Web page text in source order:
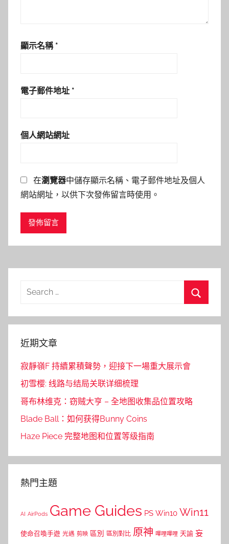
顯示名稱 *
電子郵件地址 *
個人網站網址
在瀏覽器中儲存顯示名稱、電子郵件地址及個人
網站網址，以供下次發佈留言時使用。
Search
近期文章
寂靜嶺F 持續累積聲勢，迎接下一場重大展示會
初雪樱: 线路与结局关联详细梳理
哥布林维克：窃贼大亨 – 全地图收集品位置攻略
Blade Ball：如何获得Bunny Coins
Haze Piece 完整地图和位置等级指南
熱門主題
AI AirPods Game Guides PS Win10 Win11
使命召喚手遊 光遇 剪映 區別 區別對比 原神 嗶哩嗶哩 天諭 妄